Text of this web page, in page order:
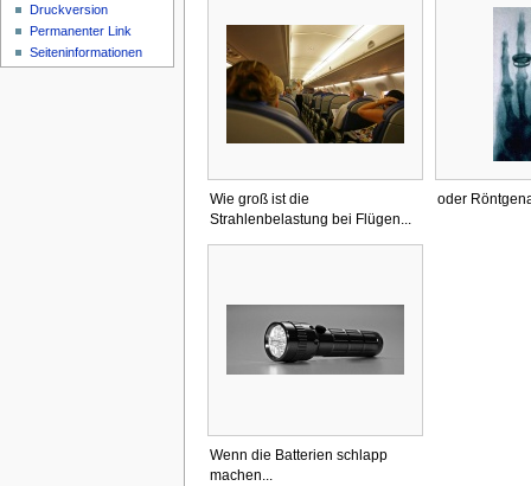
Wie groß ist die
Strahlenbelastung bei Flügen...
oder
Wenn die Batterien schlapp
machen...
Druckversion
Permanenter Link
Seiteninformationen